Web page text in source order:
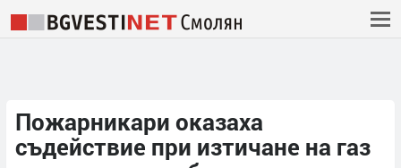
Пожарникари оказаха
съдействие при изтичане на газ